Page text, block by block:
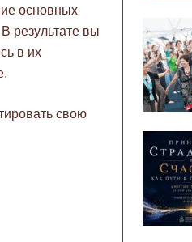
основных
результате вы
в их
свою